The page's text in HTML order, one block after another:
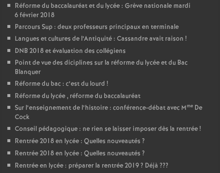
Réforme du baccalauréat et du lycée : Grève nationale mardi
6 février 2018
Parcours Sup : deux professeurs principaux en terminale
Langues et cultures de l’Antiquité : Cassandre avait raison !
DNB 2018 et évaluation des collégiens
Point de vue des diciplines sur la réforme du lycée et du Bac
Blanquer
Réforme du bac : c’est du lourd !
Réforme du lycée , réforme du baccalauréat
Sur l’enseignement de l’histoire : conférence-débat avec Mme De
Cock
Conseil pédagogique : ne rien se laisser imposer dès la rentrée!
Rentrée 2018 en lycée : Quelles nouveautés ?
Rentrée 2018 en lycée : Quelles nouveautés ?
Rentrée en lycée : préparer la rentrée 2019? Déjà ???